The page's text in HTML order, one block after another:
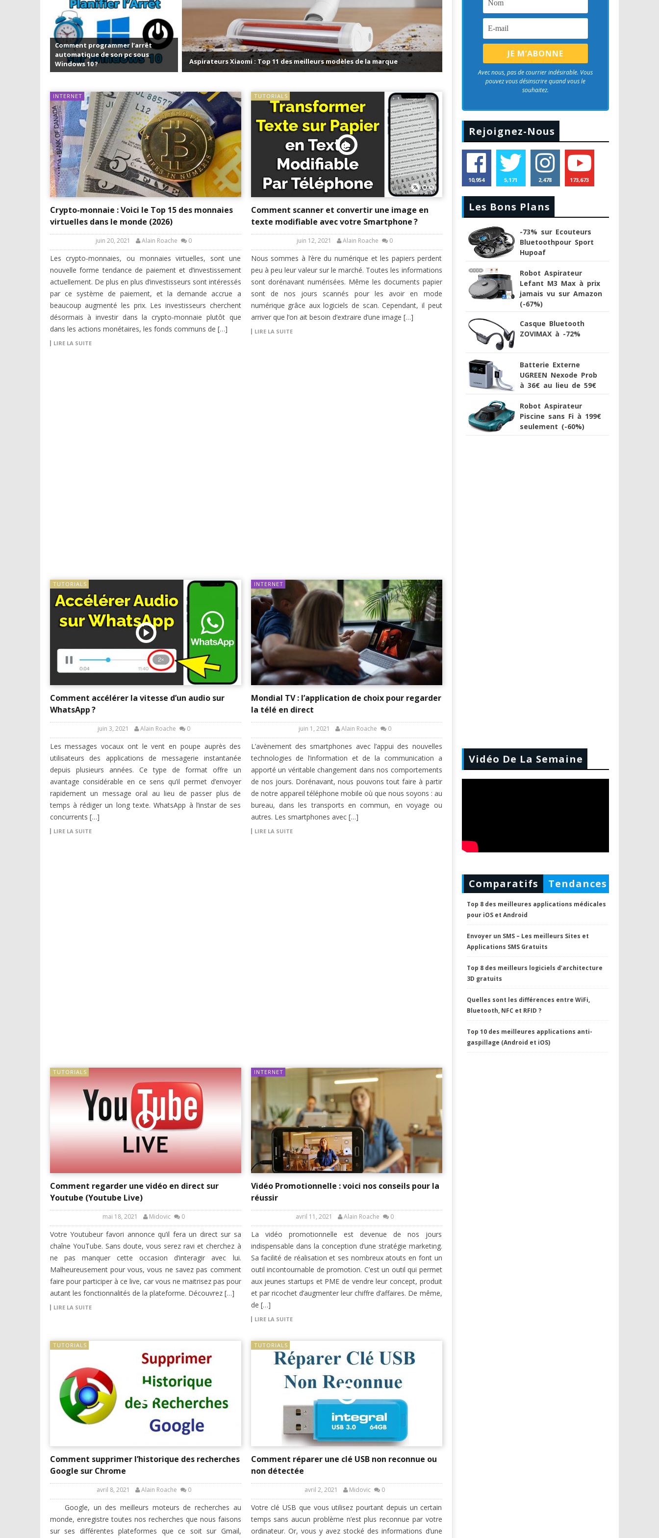
Aspirateurs Xiaomi : Top 11 des meilleurs modèles de la marque
Top 10 des meilleurs jeux de cuisine
pour Android
Montres Connectées Huawei : Top 11 des meilleurs
INTERNET
Crypto-monnaie : Voici le Top 15 des monnaies
virtuelles dans le monde (2026)
juin 20, 2021 Alain Roache 0
Les crypto-monnaies, ou monnaies virtuelles, sont une
nouvelle forme tendance de paiement et d’investissement
actuellement. De plus en plus d’investisseurs sont intéressés
par ce système de paiement, et la demande accrue a
beaucoup augmenté les prix. Les investisseurs cherchent
désormais à investir dans la crypto-monnaie plutôt que
dans les actions monétaires, les fonds communs de […]
LIRE LA SUITE
TUTORIALS
Comment scanner et convertir une image en
texte modifiable avec votre Smartphone ?
juin 12, 2021 Alain Roache 0
Nous sommes à l’ère du numérique et les papiers perdent
peu à peu leur valeur sur le marché. Toutes les informations
sont dorénavant numérisées. Même les documents papier
sont de nos jours scannés pour les avoir en mode
numérique grâce aux logiciels de scan. Cependant, il peut
arriver que l’on ait besoin d’extraire d’une image […]
LIRE LA SUITE
TUTORIALS
Comment accélérer la vitesse d’un audio sur
WhatsApp ?
juin 3, 2021 Alain Roache 0
Les messages vocaux ont le vent en poupe auprès des
utilisateurs des applications de messagerie instantanée
depuis plusieurs années. Ce type de format offre un
avantage considérable en ce sens qu’il permet d’envoyer
rapidement un message oral au lieu de passer plus de
temps à rédiger un long texte. WhatsApp à l’instar de ses
concurrents […]
LIRE LA SUITE
INTERNET
Mondial TV : l’application de choix pour regarder
la télé en direct
juin 1, 2021 Alain Roache 0
L’avènement des smartphones avec l’appui des nouvelles
technologies de l’information et de la communication a
apporté un véritable changement dans nos comportements
de nos jours. Dorénavant, nous pouvons tout faire à partir
de notre appareil téléphone mobile où que nous soyons : au
bureau, dans les transports en commun, en voyage ou
autres. Les smartphones avec […]
LIRE LA SUITE
TUTORIALS
Comment regarder une vidéo en direct sur
Youtube (Youtube Live)
mai 18, 2021 Midovic 0
Votre Youtubeur favori annonce qu’il fera un direct sur sa
chaîne YouTube. Sans doute, vous serez ravi et cherchez à
ne pas manquer cette occasion d’interagir avec lui.
Malheureusement pour vous, vous ne savez pas comment
faire pour participer à ce live, car vous ne maitrisez pas pour
autant les fonctionnalités de la plateforme. Découvrez […]
LIRE LA SUITE
INTERNET
Vidéo Promotionnelle : voici nos conseils pour la
réussir
avril 11, 2021 Alain Roache 0
La vidéo promotionnelle est devenue de nos jours
indispensable dans la conception d’une stratégie marketing.
Sa facilité de réalisation et ses nombreux atouts en font un
outil incontournable de promotion. C’est un outil qui permet
aux jeunes startups et PME de vendre leur concept, produit
et par ricochet d’augmenter leur chiffre d’affaires. De même,
de […]
LIRE LA SUITE
TUTORIALS
Comment supprimer l’historique des recherches
Google sur Chrome
avril 8, 2021 Alain Roache 0
Google, un des meilleurs moteurs de recherches au
monde, enregistre toutes nos recherches que nous faisons
sur ses différentes plateformes que ce soit sur Gmail,
TUTORIALS
Comment réparer une clé USB non reconnue ou
non détectée
avril 2, 2021 Midovic 0
Votre clé USB que vous utilisez pourtant depuis un certain
temps sans aucun problème n’est plus reconnue par votre
ordinateur. Or, vous y avez stocké des informations d’une
Avec nous, pas de courrier indésirable. Vous
pouvez vous désinscrire quand vous le
souhaitez.
Rejoignez-Nous
10,954 5,171 2,478 173,673
Les Bons Plans
-73% sur Ecouteurs
Bluetoothpour Sport
Hupoaf
Robot Aspirateur
Lefant M3 Max à prix
jamais vu sur Amazon
(-67%)
Casque Bluetooth
ZOVIMAX à -72%
Batterie Externe
UGREEN Nexode Prob
à 36€ au lieu de 59€
Robot Aspirateur
Piscine sans Fi à 199€
seulement (-60%)
Vidéo De La Semaine
Comparatifs Tendances
Top 8 des meilleures applications médicales
pour iOS et Android
Envoyer un SMS – Les meilleurs Sites et
Applications SMS Gratuits
Top 8 des meilleurs logiciels d’architecture
3D gratuits
Quelles sont les différences entre WiFi,
Bluetooth, NFC et RFID ?
Top 10 des meilleures applications anti-
gaspillage (Android et iOS)